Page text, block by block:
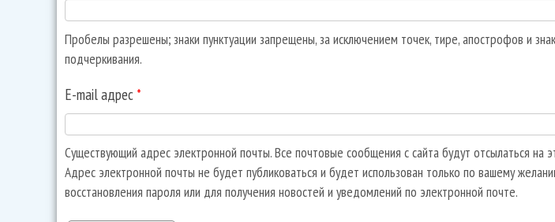
Пробелы разрешены; знаки пунктуации запрещены, за исключением точек, тире, апострофов и
подчеркивания.
E-mail адрес *
Существующий адрес электронной почты. Все почтовые сообщения с сайта будут отсылаться на
Адрес электронной почты не будет публиковаться и будет использован только по вашему
восстановления пароля или для получения новостей и уведомлений по электронной почте.